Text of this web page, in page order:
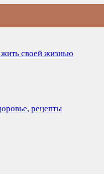
жить своей жизнью